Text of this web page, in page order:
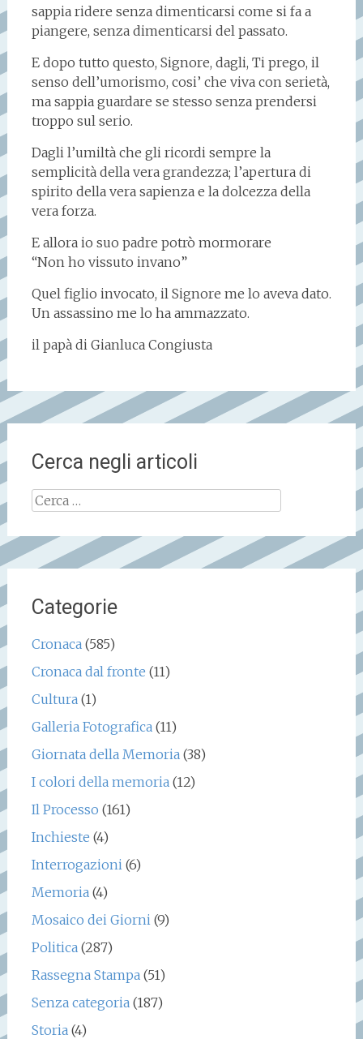
sappia ridere senza dimenticarsi come si fa a
piangere, senza dimenticarsi del passato.
E dopo tutto questo, Signore, dagli, Ti prego, il
senso dell’umorismo, cosi’ che viva con serietà,
ma sappia guardare se stesso senza prendersi
troppo sul serio.
Dagli l’umiltà che gli ricordi sempre la
semplicità della vera grandezza; l’apertura di
spirito della vera sapienza e la dolcezza della
vera forza.
E allora io suo padre potrò mormorare
“Non ho vissuto invano”
Quel figlio invocato, il Signore me lo aveva dato.
Un assassino me lo ha ammazzato.
il papà di Gianluca Congiusta
Cerca negli articoli
Ricerca
Categorie
Cronaca(585)
Cronaca dal fronte (11)
Cultura(1)
Galleria Fotografica(11)
Giornata della Memoria(38)
I colori della memoria(12)
Il Processo (161)
Inchieste (4)
Interrogazioni(6)
Memoria(4)
Mosaico dei Giorni(9)
Politica(287)
Rassegna Stampa(51)
Senza categoria(187)
Storia(4)